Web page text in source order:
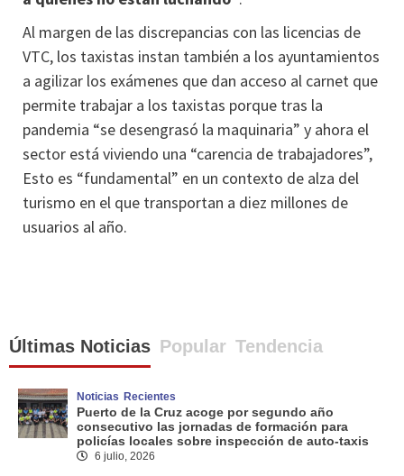
Al margen de las discrepancias con las licencias de
VTC, los taxistas instan también a los ayuntamientos
a agilizar los exámenes que dan acceso al carnet que
permite trabajar a los taxistas porque tras la
pandemia “se desengrasó la maquinaria” y ahora el
sector está viviendo una “carencia de trabajadores”,
Esto es “fundamental” en un contexto de alza del
turismo en el que transportan a diez millones de
usuarios al año.
Últimas Noticias Popular Tendencia
Noticias Recientes
Puerto de la Cruz acoge por segundo año
consecutivo las jornadas de formación para
policías locales sobre inspección de auto-taxis
6 julio, 2026